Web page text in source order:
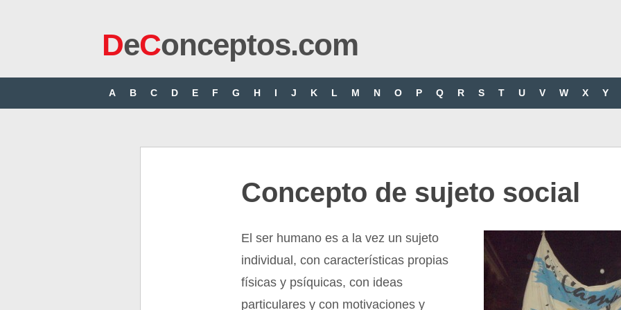
DeConceptos.com
A B C D E F G H I J K L M N O P Q R S T U V W X Y
Concepto de sujeto social
El ser humano es a la vez un sujeto
individual, con características propias
físicas y psíquicas, con ideas
particulares y con motivaciones y